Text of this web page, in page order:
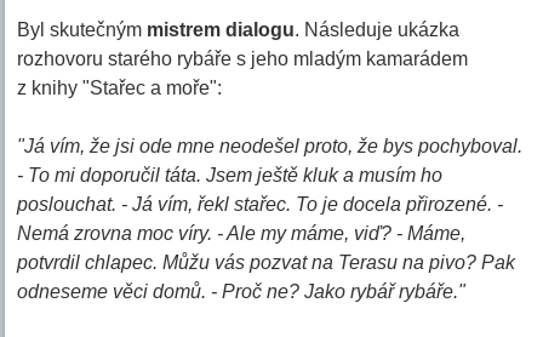
Byl skutečným mistrem dialogu. Následuje ukázka
rozhovoru starého rybáře s jeho mladým kamarádem
z knihy "Stařec a moře":
"Já vím, že jsi ode mne neodešel proto, že bys pochyboval.
- To mi doporučil táta. Jsem ještě kluk a musím ho
poslouchat. - Já vím, řekl stařec. To je docela přirozené. -
Nemá zrovna moc víry. - Ale my máme, viď? - Máme,
potvrdil chlapec. Můžu vás pozvat na Terasu na pivo? Pak
odneseme věci domů. - Proč ne? Jako rybář rybáře."